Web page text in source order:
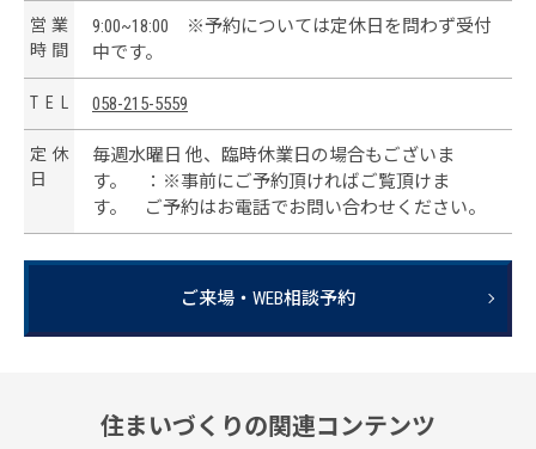
営 業
時 間
9:00~18:00 ※予約については定休日を問わず受付
中です。
T E 058-215-5559
定 休
日
毎週水曜日 他、臨時休業日の場合もございま
す。 ：※事前にご予約頂ければご覧頂けま
す。 ご予約はお電話でお問い合わせください。
ご来場・WEB相談予約
住まいづくりの関連コンテンツ